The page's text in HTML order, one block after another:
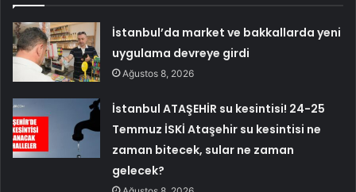
İstanbul’da market ve bakkallarda yeni
uygulama devreye girdi
Ağustos 8, 2026
İstanbul ATAŞEHİR su kesintisi! 24-25
Temmuz İSKİ Ataşehir su kesintisi ne
zaman bitecek, sular ne zaman
gelecek?